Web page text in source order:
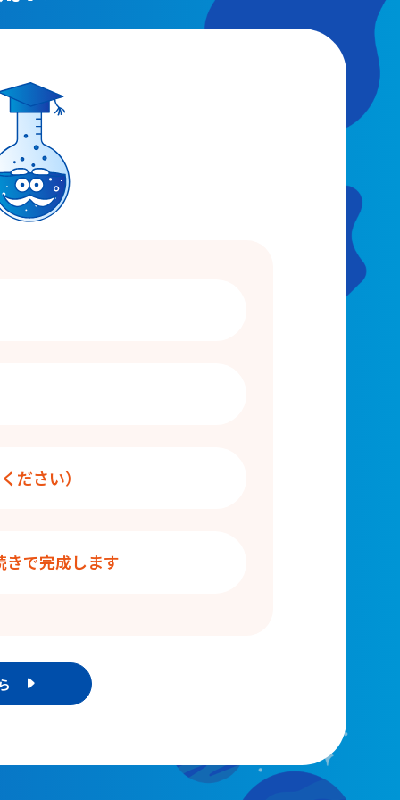
ださい）
で完成します